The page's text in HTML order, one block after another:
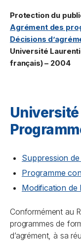
Protection du
Agrément des
Décisions
Université
français) – 2004
Suppression
Programme
Modification de
Conformément au
programmes de
d’agrément, à sa